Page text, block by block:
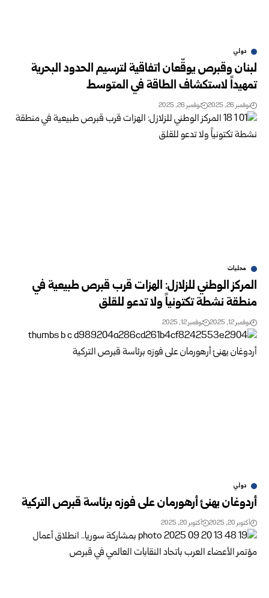
دولي
لبنان وقبرص يوقّعان اتفاقية لترسيم الحدود البحرية
تمهيداً لاستكشاف الطاقة في المتوسط
نوفمبر 26, 2025 نوفمبر 26, 2025
محليات
المركز الوطني للزلازل: الهزات قرب قبرص طبيعية في
منطقة نشطة تكتونياً ولا تدعو للقلق
نوفمبر 12, 2025 نوفمبر 12, 2025
دولي
أردوغان يهنئ أرهورمان على فوزه برئاسة قبرص التركية
أكتوبر 20, 2025 أكتوبر 20, 2025